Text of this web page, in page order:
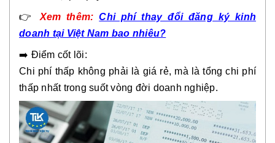
👉 Xem thêm:Chi phí thay đổi đăng ký kinh
doanh tại Việt Nam bao nhiêu?
➡️ Điểm cốt lõi:
Chi phí thấp không phải là giá rẻ, mà là tổng chi phí
thấp nhất trong suốt vòng đời doanh nghiệp.